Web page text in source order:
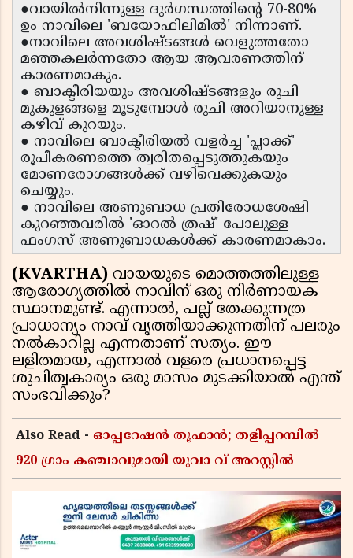
●വായിൽനിന്നുള്ള ദുർഗന്ധത്തിന്റെ 70-80%
ഉം നാവിലെ 'ബയോഫിലിമിൽ' നിന്നാണ്.
●നാവിലെ അവശിഷ്ടങ്ങൾ വെളുത്തതോ
മഞ്ഞകലർന്നതോ ആയ ആവരണത്തിന്
കാരണമാകും.
● ബാക്ടീരിയയും അവശിഷ്ടങ്ങളും രുചി
മുകുളങ്ങളെ മൂടുമ്പോൾ രുചി അറിയാനുള്ള
കഴിവ് കുറയും.
● നാവിലെ ബാക്ടീരിയൽ വളർച്ച 'പ്ലാക്ക്'
രൂപീകരണത്തെ ത്വരിതപ്പെടുത്തുകയും
മോണരോഗങ്ങൾക്ക് വഴിവെക്കുകയും
ചെയ്യും.
● നാവിലെ അണുബാധ പ്രതിരോധശേഷി
കുറഞ്ഞവരിൽ 'ഓറൽ ത്രഷ്' പോലുള്ള
ഫംഗസ് അണുബാധകൾക്ക് കാരണമാകാം.
(KVARTHA) വായയുടെ മൊത്തത്തിലുള്ള
ആരോഗ്യത്തിൽ നാവിന് ഒരു നിർണായക
സ്ഥാനമുണ്ട്. എന്നാൽ, പല്ല് തേക്കുന്നത്ര
പ്രാധാന്യം നാവ് വൃത്തിയാക്കുന്നതിന് പലരും
നൽകാറില്ല എന്നതാണ് സത്യം. ഈ
ലളിതമായ, എന്നാൽ വളരെ പ്രധാനപ്പെട്ട
ശുചിത്വകാര്യം ഒരു മാസം മുടക്കിയാൽ എന്ത്
സംഭവിക്കും?
Also Read - ഓപ്പറേഷൻ തൂഫാൻ; തളിപ്പറമ്പിൽ
920 ഗ്രാം കഞ്ചാവുമായി യുവാ വ് അറസ്റ്റിൽ